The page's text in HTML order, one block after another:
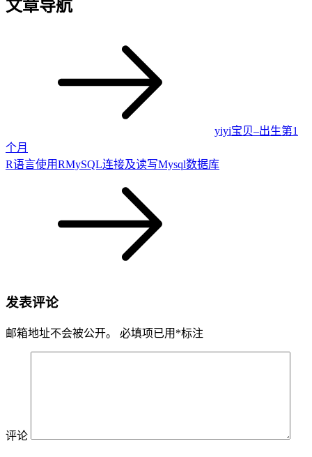
文章导航
yiyi宝贝–出生第1
个月
R语言使用RMySQL连接及读写Mysql数据库
发表评论
邮箱地址不会被公开。 必填项已用 *标注
评论